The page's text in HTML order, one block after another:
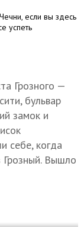
если вы здесь
успеть
Грозного —
бульвар
замок и
себе, когда
Грозный. Вышло